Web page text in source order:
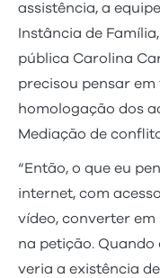
assistência, a
Instância de
pública Carolina
precisou pensar
homologação dos
Mediação de
“Então, o que eu
internet, com
vídeo, converter em
na petição. Quando
veria a existência